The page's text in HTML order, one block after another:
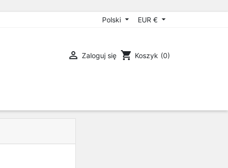
Polski EUR €
 Zaloguj się shopping_cart Koszyk (0)